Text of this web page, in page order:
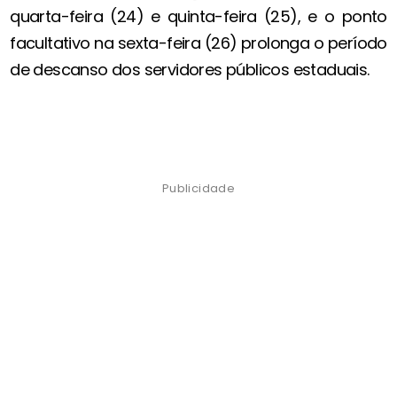
quarta-feira (24) e quinta-feira (25), e o ponto
facultativo na sexta-feira (26) prolonga o período
de descanso dos servidores públicos estaduais.
Publicidade